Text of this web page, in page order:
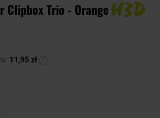
Clipbox Trio - Orange
11,95 zł